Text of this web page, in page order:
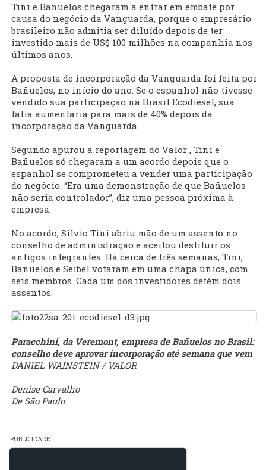
Tini e Bañuelos chegaram a entrar em embate por
causa do negócio da Vanguarda, porque o empresário
brasileiro não admitia ser diluído depois de ter
investido mais de US$ 100 milhões na companhia nos
últimos anos.
A proposta de incorporação da Vanguarda foi feita por
Bañuelos, no início do ano. Se o espanhol não tivesse
vendido sua participação na Brasil Ecodiesel, sua
fatia aumentaria para mais de 40% depois da
incorporação da Vanguarda.
Segundo apurou a reportagem do Valor , Tini e
Bañuelos só chegaram a um acordo depois que o
espanhol se comprometeu a vender uma participação
do negócio. “Era uma demonstração de que Bañuelos
não seria controlador”, diz uma pessoa próxima à
empresa.
No acordo, Silvio Tini abriu mão de um assento no
conselho de administração e aceitou destituir os
antigos integrantes. Há cerca de três semanas, Tini,
Bañuelos e Seibel votaram em uma chapa única, com
seis membros. Cada um dos investidores detém dois
assentos.
Paracchini, da Veremont, empresa de Bañuelos no Brasil:
conselho deve aprovar incorporação até semana que vem
DANIEL WAINSTEIN / VALOR
Denise Carvalho
De São Paulo
PUBLICIDADE